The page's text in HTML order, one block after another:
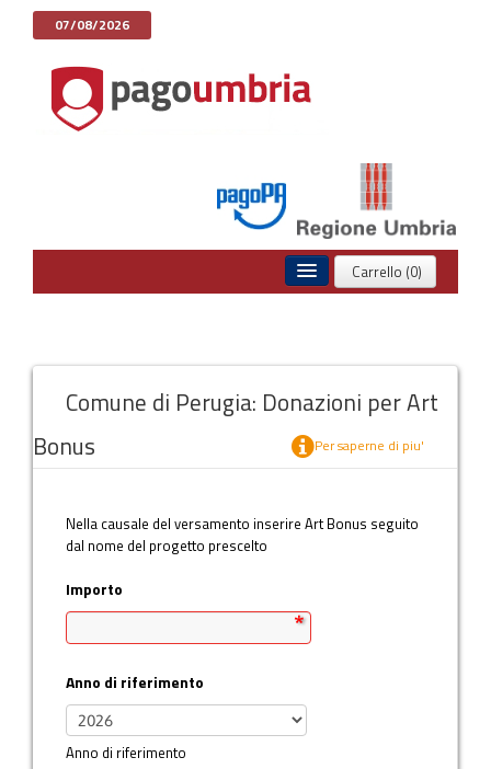
07/08/2026
Carrello (0)
Posizione Debitoria
Storico Pagamenti
Informativa sui Cookie
Comune di Perugia: Donazioni per Art
Bonus
Per saperne di piu'
Nella causale del versamento inserire Art Bonus seguito
dal nome del progetto prescelto
Importo
Anno di riferimento
Anno di riferimento